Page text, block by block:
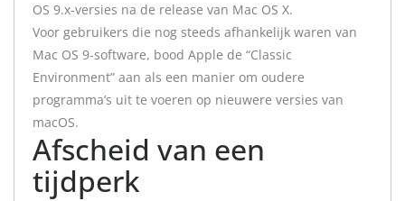
OS 9.x-versies na de release van Mac OS X.
Voor gebruikers die nog steeds afhankelijk waren van
Mac OS 9-software, bood Apple de “Classic
Environment” aan als een manier om oudere
programma’s uit te voeren op nieuwere versies van
macOS.
Afscheid van een
tijdperk